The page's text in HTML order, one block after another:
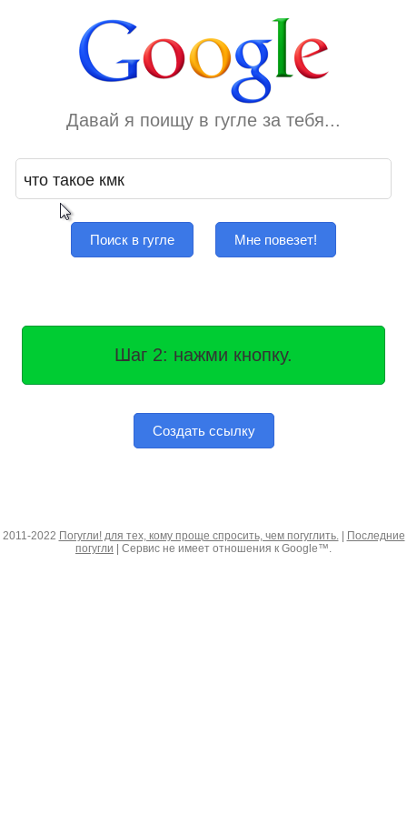
Давай я поищу в гугле за тебя...
Поиск в гугле Мне повезет!
Шаг 2: нажми кнопку.
Создать ссылку
2011-2022 Погугли! для тех, кому проще спросить, чем погуглить.|
Последние
погугли | Сервис не имеет отношения к Google™.